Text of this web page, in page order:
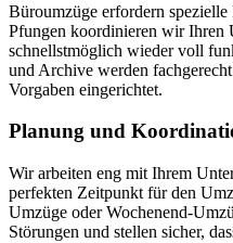
Büroumzüge erfordern
Pfungen koordinieren wir Ihren
schnellstmöglich wieder voll
und Archive werden
Vorgaben eingerichtet.
Planung und
Wir arbeiten eng mit Ihrem
perfekten Zeitpunkt für den
Umzüge oder Wochenend-
Störungen und stellen sicher,